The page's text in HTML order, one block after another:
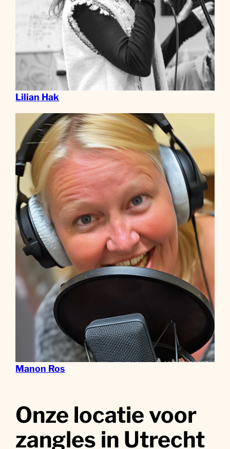
Lilian Hak
Manon Ros
Onze locatie voor
zangles in Utrecht